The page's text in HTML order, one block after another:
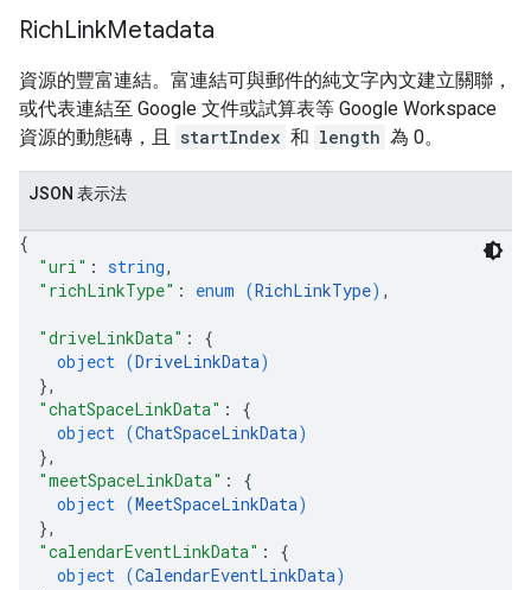
RichLinkMetadata
資源的豐富連結。富連結可與郵件的純文字內文建立關聯，
或代表連結至 Google 文件或試算表等 Google Workspace
資源的動態磚，且
startIndex 和 length 為 0。
JSON 表示法
{
"uri" : string,
"richLinkType" : enum (RichLinkType) ,
"driveLinkData" : {
object (DriveLinkData)
},
"chatSpaceLinkData" : {
object (ChatSpaceLinkData)
},
"meetSpaceLinkData" : {
object (MeetSpaceLinkData)
},
"calendarEventLinkData" : {
object (CalendarEventLinkData)